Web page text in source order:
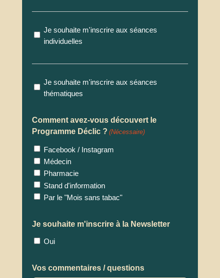
Individuelle
Je souhaite m'inscrire aux séances
individuelles
Thématique
Je souhaite m'inscrire aux séances
thématiques
Comment avez-vous découvert le
Programme Déclic ? (Nécessaire)
Facebook / Instagram
Médecin
Pharmacie
Stand d'information
Par le "Mois sans tabac"
Je souhaite m'inscrire à la Newsletter
Oui
Vos commentaires / questions